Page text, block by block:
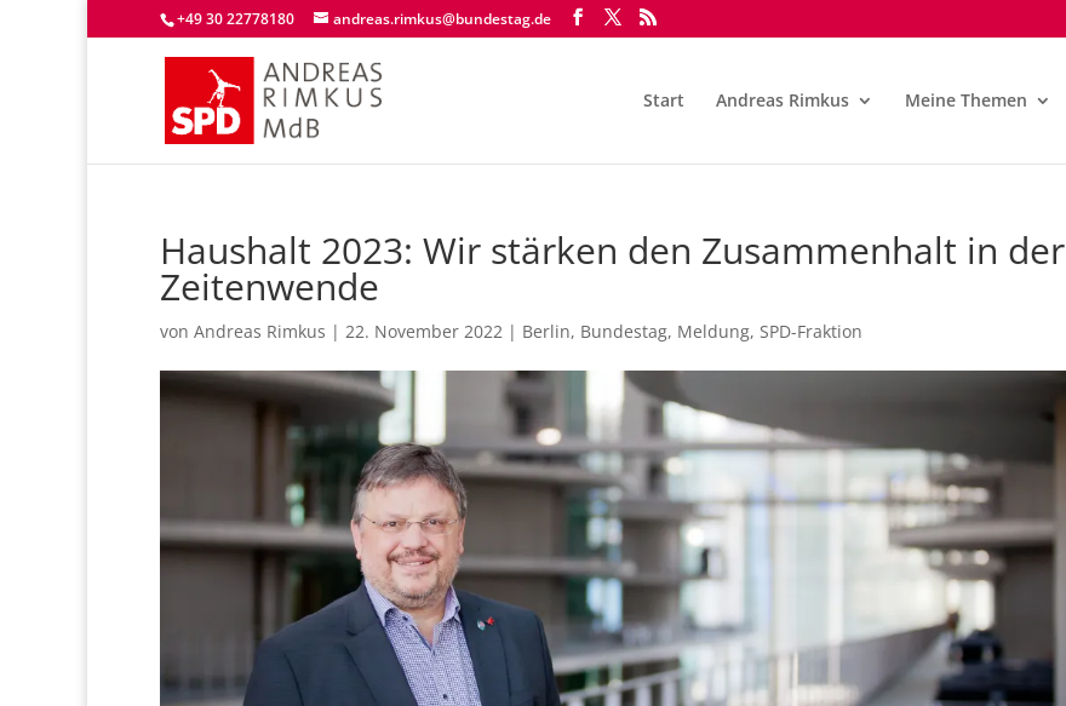
+49 30 22778180 andreas.rimkus@bundestag.de
Start Andreas Rimkus Meine Themen
Haushalt 2023: Wir stärken den Zusammenhalt in der
Zeitenwende
von Andreas Rimkus | 22. November 2022 | Berlin, Bundestag, Meldung, SPD-Fraktion